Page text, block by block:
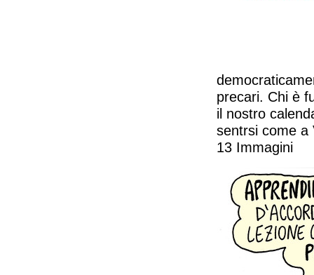
precari. Chi è
il nostro
sentrsi come a
13 Immagini